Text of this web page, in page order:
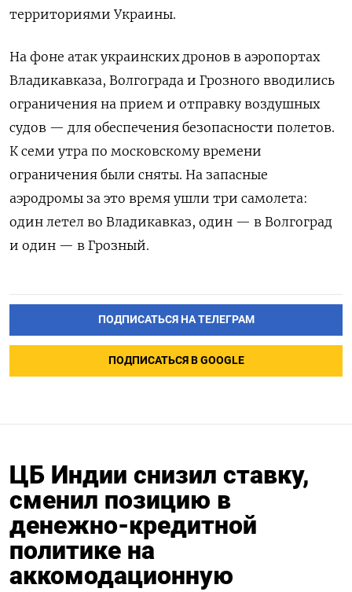
территориями Украины.
На фоне атак украинских дронов в аэропортах
Владикавказа, Волгограда и Грозного вводились
ограничения на прием и отправку воздушных
судов — для обеспечения безопасности полетов.
К семи утра по московскому времени
ограничения были сняты. На запасные
аэродромы за это время ушли три самолета:
один летел во Владикавказ, один — в Волгоград
и один — в Грозный.
ПОДПИСАТЬСЯ НА ТЕЛЕГРАМ
ПОДПИСАТЬСЯ В GOOGLE
ЦБ Индии снизил ставку,
сменил позицию в
денежно-кредитной
политике на
аккомодационную